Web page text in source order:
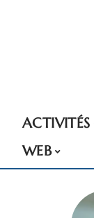
ACTIVITÉS
WEB